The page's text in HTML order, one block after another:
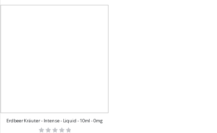
Erdbeer Kräuter - Intense - Liquid - 10ml - 0mg
Rating: